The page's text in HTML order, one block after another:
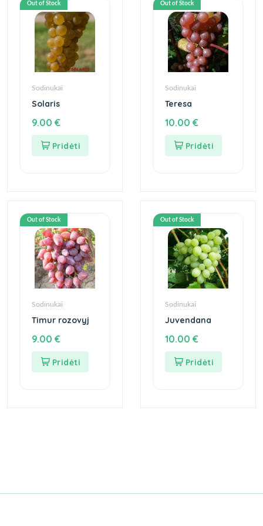
Out of Stock
Sodinukai
Solaris
9.00 €
Out of Stock
Sodinukai
Teresa
10.00 €
Out of Stock
Sodinukai
Timur rozovyj
9.00 €
Out of Stock
Sodinukai
Juvendana
10.00 €